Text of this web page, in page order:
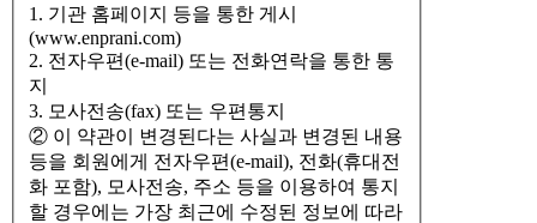
1. 기관 홈페이지 등을 통한 게시
(www.enprani.com)
2. 전자우편(e-mail) 또는 전화연락을 통한 통
지
3. 모사전송(fax) 또는 우편통지
② 이 약관이 변경된다는 사실과 변경된 내용
등을 회원에게 전자우편(e-mail), 전화(휴대전
화 포함), 모사전송, 주소 등을 이용하여 통지
할 경우에는 가장 최근에 수정된 정보에 따라